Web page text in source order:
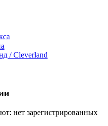
/ Cleverland
нет зарегистрированных